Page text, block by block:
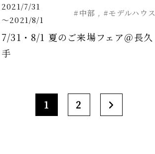
2021/7/31
～2021/8/1
#中部 #モデルハウス
7/31・8/1 夏のご来場フェア＠長久
手
1 2